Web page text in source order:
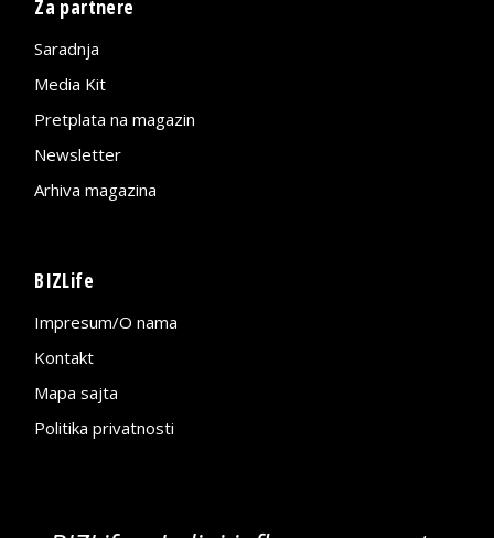
Za partnere
Saradnja
Media Kit
Pretplata na magazin
Newsletter
Arhiva magazina
BIZLife
Impresum/O nama
Kontakt
Mapa sajta
Politika privatnosti